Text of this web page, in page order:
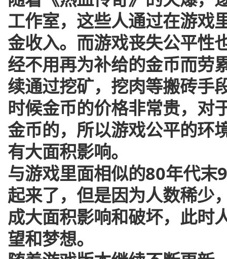
工作室，这些人通过在游戏
金收入。而游戏丧失公平性
经不用再为补给的金币而劳
续通过挖矿，挖肉等搬砖手
时候金币的价格非常贵，对
金币的，所以游戏公平的环
有大面积影响。
与游戏里面相似的80年代
起来了，但是因为人数稀少
成大面积影响和破坏，此时
望和梦想。